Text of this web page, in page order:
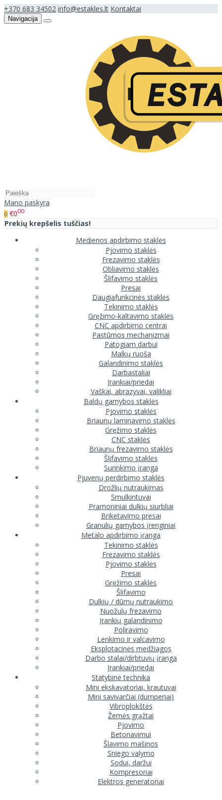
+370 683 34502 info@estakles.lt Kontaktai
Navigacija
Mano paskyra
0 €000
Prekių krepšelis tuščias!
Medienos apdirbimo staklės
Pjovimo staklės
Frezavimo staklės
Obliavimo staklės
Šlifavimo staklės
Presai
Daugiafunkcinės staklės
Tekinimo staklės
Gręžimo-kaltavimo staklės
CNC apdirbimo centrai
Pastūmos mechanizmai
Patogiam darbui
Malkų ruoša
Galandinimo staklės
Darbastaliai
Įrankiai/priedai
Vaškai, abrazyvai, valikliai
Baldų gamybos staklės
Pjovimo staklės
Briaunų laminavimo staklės
Gręžimo staklės
CNC staklės
Briaunų frezavimo staklės
Šlifavimo staklės
Surinkimo įranga
Pjuvenų perdirbimo staklės
Drožlių nutraukimas
Smulkintuvai
Pramoniniai dulkių siurbliai
Briketavimo presai
Granulių gamybos įrenginiai
Metalo apdirbimo įranga
Tekinimo staklės
Frezavimo staklės
Pjovimo staklės
Presai
Gręžimo staklės
Šlifavimo
Dulkių / dūmų nutraukimo
Nuožulų frezavimo
Įrankių galandinimo
Poliravimo
Lenkimo ir valcavimo
Eksplotacinės medžiagos
Darbo stalai/dirbtuvių įranga
Įrankiai/priedai
Statybinė technika
Mini ekskavatoriai, krautuvai
Mini savivarčiai (dumperiai)
Vibroplokštės
Žemės grąžtai
Pjovimo
Betonavimui
Šlavimo mašinos
Sniego valymo
Sodui, daržui
Kompresoriai
Elektros generatoriai